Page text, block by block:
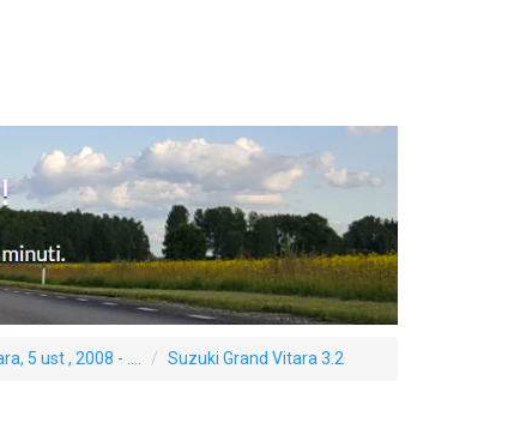
5 ust , 2008 - .... Suzuki Grand Vitara 3.2